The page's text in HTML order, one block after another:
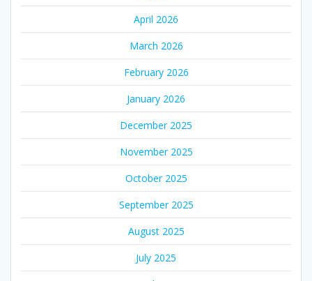
April 2026
March 2026
February 2026
January 2026
December 2025
November 2025
October 2025
September 2025
August 2025
July 2025